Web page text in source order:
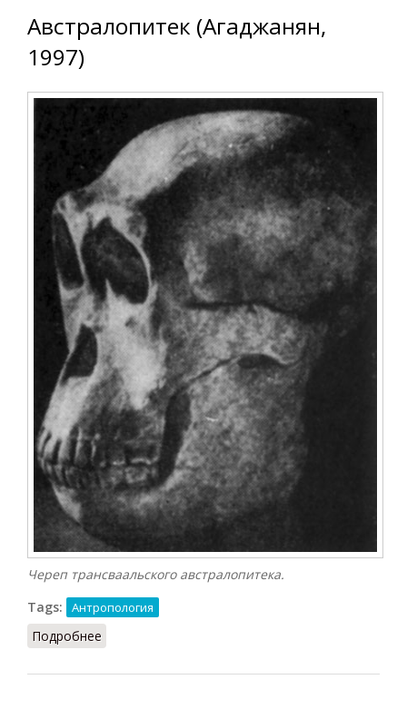
Австралопитек (Агаджанян,
1997)
Череп трансваальского австралопитека.
Tags:
Антропология
Подробнее